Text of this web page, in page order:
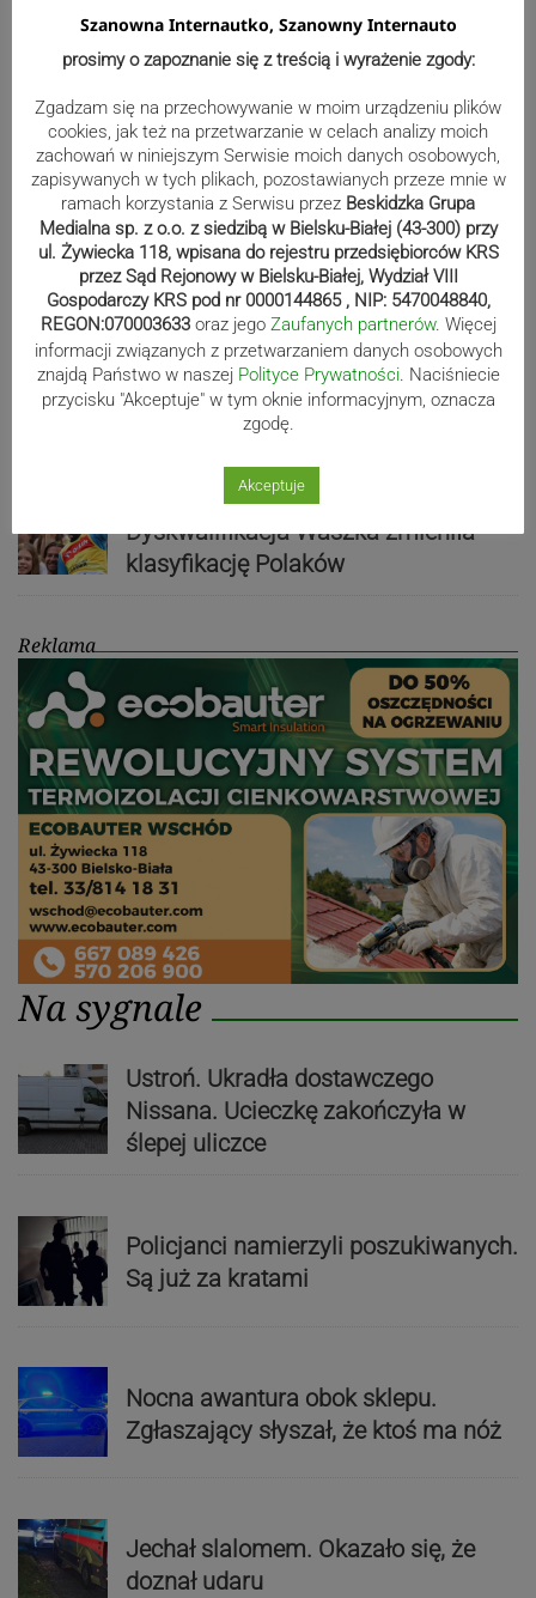
Bracia Szejowie ruszają po kolejne
punkty. Liderzy mistrzostw
wystartują w Rajdzie Rzeszowskim
80-lecie Soły Kobiernice. Będzie się
działo! SZCZEGÓŁOWY PROGRAM
Kaniów stolicą europejskiego kajak
polo. Kilkadziesiąt drużyn z całej
Europy rywalizowało przez trzy dni
Nakamura z dubletem w Wiśle.
Dyskwalifikacja Waszka zmieniła
klasyfikację Polaków
Reklama
Na sygnale
Ustroń. Ukradła dostawczego
Nissana. Ucieczkę zakończyła w
ślepej uliczce
Policjanci namierzyli poszukiwanych.
Są już za kratami
Nocna awantura obok sklepu.
Zgłaszający słyszał, że ktoś ma nóż
Jechał slalomem. Okazało się, że
doznał udaru
Szanowna Internautko, Szanowny Internauto
prosimy o zapoznanie się z treścią i wyrażenie zgody:
Zgadzam się na przechowywanie w moim urządzeniu plików
cookies, jak też na przetwarzanie w celach analizy moich
zachowań w niniejszym Serwisie moich danych osobowych,
zapisywanych w tych plikach, pozostawianych przeze mnie w
ramach korzystania z Serwisu przez Beskidzka Grupa
Medialna sp. z o.o. z siedzibą w Bielsku-Białej (43-300) przy
ul. Żywiecka 118, wpisana do rejestru przedsiębiorców KRS
przez Sąd Rejonowy w Bielsku-Białej, Wydział VIII
Gospodarczy KRS pod nr 0000144865 , NIP: 5470048840,
REGON:070003633 oraz jego Zaufanych partnerów. Więcej
informacji związanych z przetwarzaniem danych osobowych
znajdą Państwo w naszej Polityce Prywatności. Naciśniecie
przycisku "Akceptuje" w tym oknie informacyjnym, oznacza
zgodę.
Akceptuje